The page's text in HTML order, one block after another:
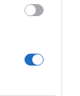
ECCEZIONALE
10